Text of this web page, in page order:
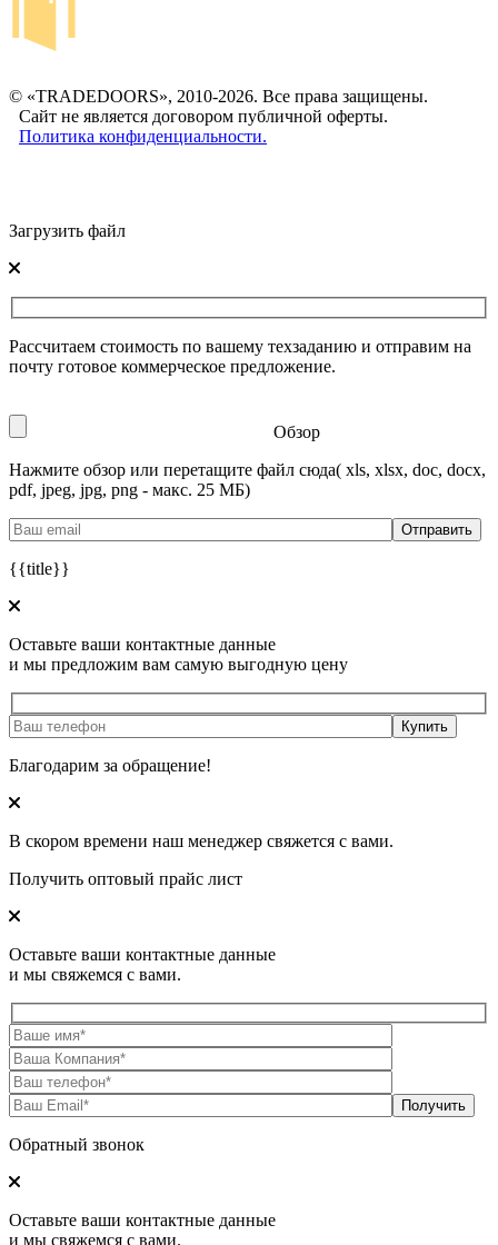
© «TRADEDOORS», 2010-2026. Все права защищены.
Сайт не является договором публичной оферты.
Политика конфиденциальности.
Загрузить файл
Рассчитаем стоимость по вашему техзаданию и отправим на
почту готовое коммерческое предложение.
Обзор
Нажмите обзор или перетащите файл сюда( xls, xlsx, doc, docx,
pdf, jpeg, jpg, png - макс. 25 МБ)
{{title}}
Оставьте ваши контактные данные
и мы предложим вам самую выгодную цену
Благодарим за обращение!
В скором времени наш менеджер свяжется с вами.
Получить оптовый прайс лист
Оставьте ваши контактные данные
и мы свяжемся с вами.
Обратный звонок
Оставьте ваши контактные данные
и мы свяжемся с вами.